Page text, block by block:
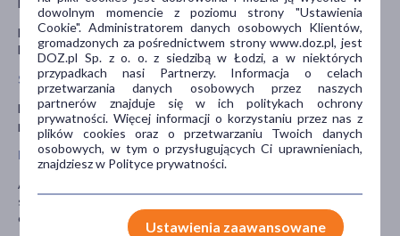
Nie zaleca się stosowania leku w czasie ciąży oraz w okresie
karmienia piersią.
Stosowanie leku u dzieci i młodzieży
Nie należy stosować leku Afobam u dzieci i młodzieży w wieku
poniżej 18 roku życia.
Prowadzenie pojazdów i obsługa maszyn
Afobam może zaburzać zdolności psychomotoryczne. Podczas
stosowania leku Afobam nie należy prowadzić pojazdów lub
obsługiwać maszyn.
dowolnym momencie z poziomu strony "Ustawienia
Cookie". Administratorem danych osobowych Klientów,
gromadzonych za pośrednictwem strony www.doz.pl, jest
DOZ.pl Sp. z o. o. z siedzibą w Łodzi, a w niektórych
przypadkach nasi Partnerzy. Informacja o celach
przetwarzania danych osobowych przez naszych
partnerów znajduje się w ich politykach ochrony
prywatności. Więcej informacji o korzystaniu przez nas z
plików cookies oraz o przetwarzaniu Twoich danych
osobowych, w tym o przysługujących Ci uprawnieniach,
znajdziesz w Polityce prywatności.
Ustawienia zaawansowane